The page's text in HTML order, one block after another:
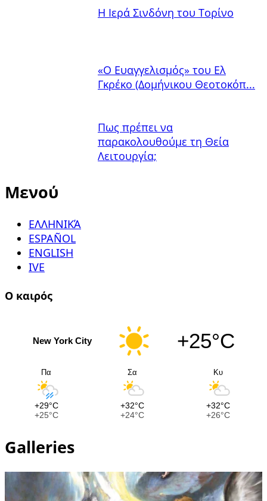
Η Ιερά Σινδόνη του Τορίνο
«Ο Ευαγγελισμός» του Ελ
Γκρέκο (Δομήνικου Θεοτοκόπ...
Πως πρέπει να
παρακολουθούμε τη Θεία
Λειτουργία;
Μενού
ΕΛΛΗΝΙΚΆ
ESPAÑOL
ENGLISH
IVE
Ο καιρός
New York City +25°C
Πα
+29°C
+25°C
Σα
+32°C
+24°C
Κυ
+32°C
+26°C
Galleries